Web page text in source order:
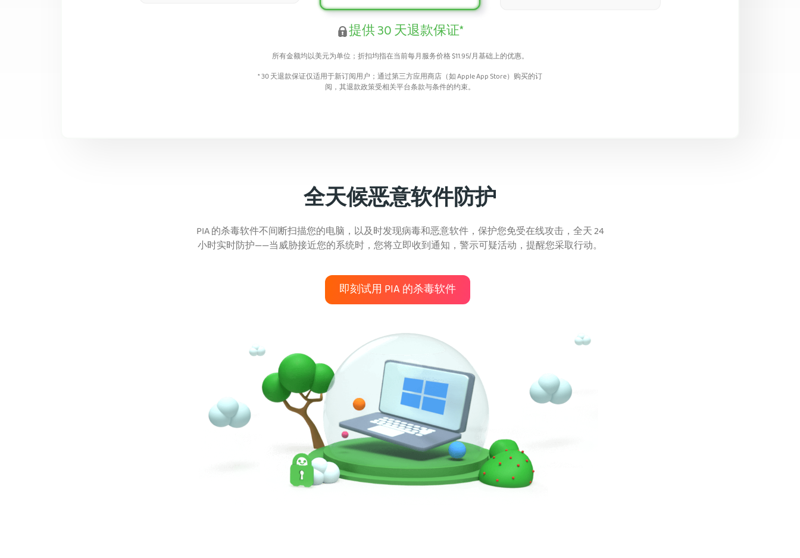
提供 30 天退款保证*
所有金额均以美元为单位；折扣均指在当前每月服务价格$11.95/月基础上的优惠。
* 30 天退款保证仅适用于新订阅用户；通过第三方应用商店（如 Apple App Store）购买的订
阅，其退款政策受相关平台条款与条件的约束。
全天候恶意软件防护
PIA 的杀毒软件不间断扫描您的电脑，以及时发现病毒和恶意软件，保护您免受在线攻击，全天 24
小时实时防护——当威胁接近您的系统时，您将立即收到通知，警示可疑活动，提醒您采取行动。
即刻试用 PIA 的杀毒软件